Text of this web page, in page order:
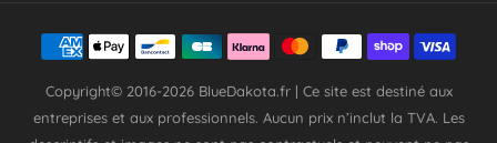
Copyright© 2016-2026 BlueDakota.fr| Ce site est destiné aux
entreprises et aux professionnels. Aucun prix n’inclut la TVA. Les